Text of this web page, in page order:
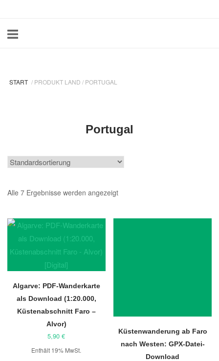
content
START / PRODUKT LAND / PORTUGAL
Portugal
Alle 7 Ergebnisse werden angezeigt
Algarve: PDF-Wanderkarte
als Download (1:20.000,
Küstenabschnitt Faro –
Alvor)
5,90€
Enthält 19% MwSt.
Küstenwanderung ab Faro
nach Westen: GPX-Datei-
Download